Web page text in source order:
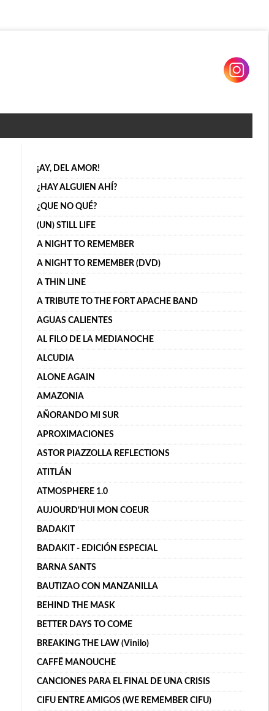
¡AY, DEL AMOR!
¿HAY ALGUIEN AHÍ?
¿QUE NO QUÉ?
(UN) STILL LIFE
A NIGHT TO REMEMBER
A NIGHT TO REMEMBER (DVD)
A THIN LINE
A TRIBUTE TO THE FORT APACHE BAND
AGUAS CALIENTES
AL FILO DE LA MEDIANOCHE
ALCUDIA
ALONE AGAIN
AMAZONIA
AÑORANDO MI SUR
APROXIMACIONES
ASTOR PIAZZOLLA REFLECTIONS
ATITLÁN
ATMOSPHERE 1.0
AUJOURD'HUI MON COEUR
BADAKIT
BADAKIT - EDICIÓN ESPECIAL
BARNA SANTS
BAUTIZAO CON MANZANILLA
BEHIND THE MASK
BETTER DAYS TO COME
BREAKING THE LAW (Vinilo)
CAFFË MANOUCHE
CANCIONES PARA EL FINAL DE UNA CRISIS
CIFU ENTRE AMIGOS (WE REMEMBER CIFU)